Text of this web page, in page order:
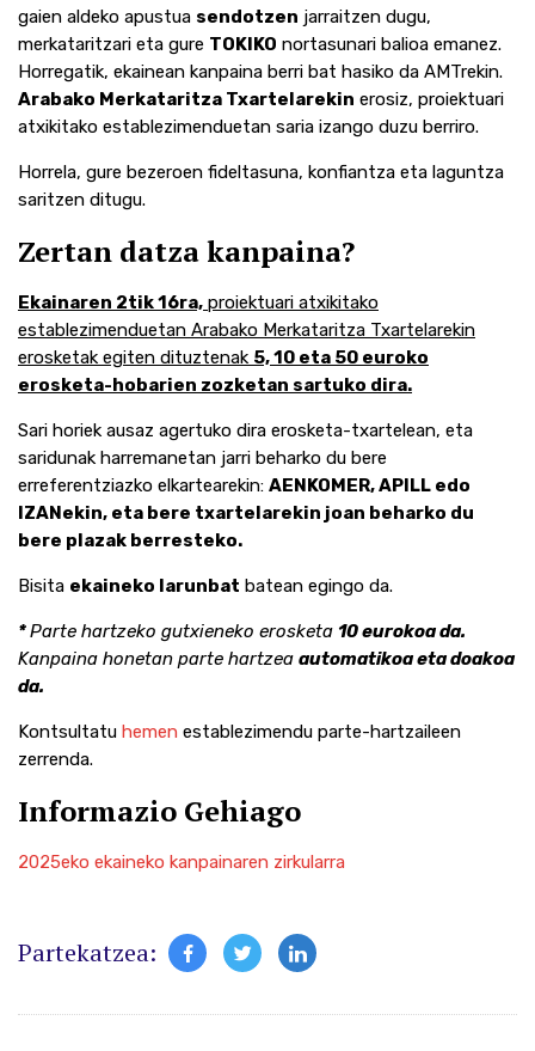
gaien aldeko apustua sendotzen jarraitzen dugu,
merkataritzari eta gure TOKIKO nortasunari balioa emanez.
Horregatik, ekainean kanpaina berri bat hasiko da AMTrekin.
Arabako Merkataritza Txartelarekin erosiz, proiektuari
atxikitako establezimenduetan saria izango duzu berriro.
Horrela, gure bezeroen fideltasuna, konfiantza eta laguntza
saritzen ditugu.
Zertan datza kanpaina?
Ekainaren 2tik 16ra, proiektuari atxikitako
establezimenduetan Arabako Merkataritza Txartelarekin
erosketak egiten dituztenak 5, 10 eta 50 euroko
erosketa-hobarien zozketan sartuko dira.
Sari horiek ausaz agertuko dira erosketa-txartelean, eta
saridunak harremanetan jarri beharko du bere
erreferentziazko elkartearekin: AENKOMER, APILL edo
IZANekin, eta bere txartelarekin joan beharko du
bere plazak berresteko.
Bisita ekaineko larunbat batean egingo da.
*Parte hartzeko gutxieneko erosketa 10 eurokoa da.
Kanpaina honetan parte hartzea automatikoa eta doakoa
da.
Kontsultatu hemen establezimendu parte-hartzaileen
zerrenda.
Informazio Gehiago
2025eko ekaineko kanpainaren zirkularra
Partekatzea: